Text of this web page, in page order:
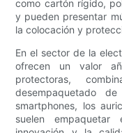
como cartón rígido,
y pueden presentar
la colocación y
En el sector de la
ofrecen un valor
protectoras,
desempaquetado
smartphones, los
suelen